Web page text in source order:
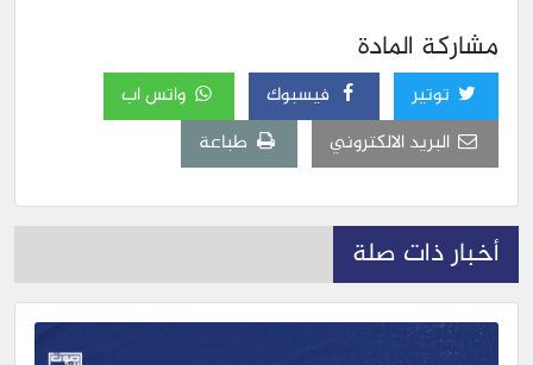
مشاركة المادة
توتير فيسبوك
واتس اب
البريد الالكتروني
طباعة
أخبار ذات صلة